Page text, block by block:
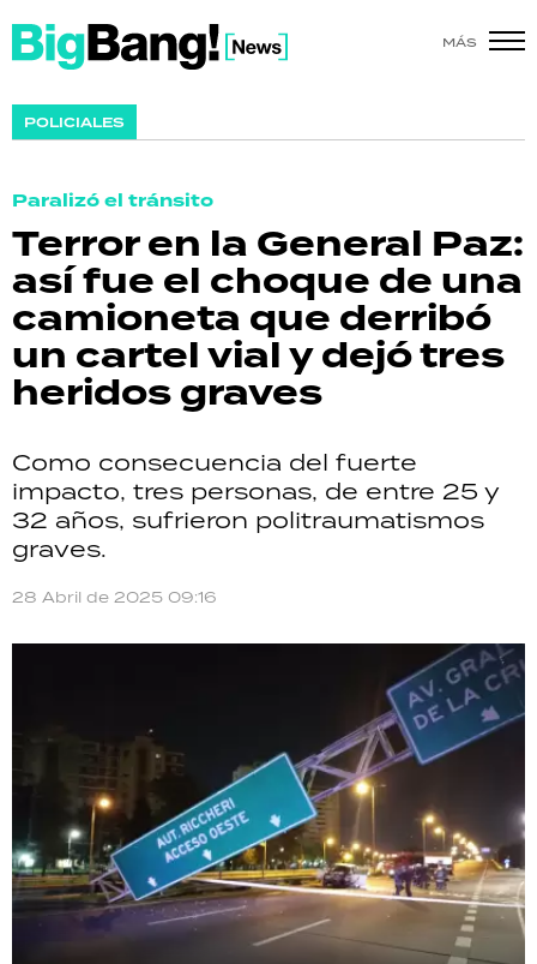
MÁS
POLICIALES
Paralizó el tránsito
Terror en la General Paz:
así fue el choque de una
camioneta que derribó
un cartel vial y dejó tres
heridos graves
Como consecuencia del fuerte
impacto, tres personas, de entre 25 y
32 años, sufrieron politraumatismos
graves.
28 Abril de 2025 09:16
SHOW
ACTUALIDAD
POLICIALES
ECONOMÍA
GRAN HERMANO
SALUD
DEPORTES
TECNOLOGÍA
PALABRAS
HORÓSCOPO
Seguinos